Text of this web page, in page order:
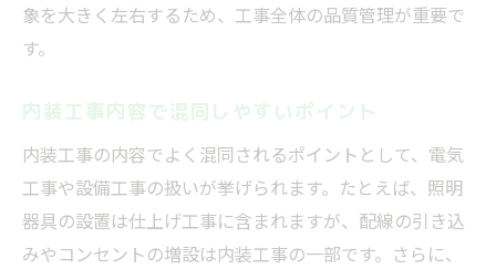
象を大きく左右するため、工事全体の品質管理が重要で
す。
内装工事内容で混同しやすいポイント
内装工事の内容でよく混同されるポイントとして、電気
工事や設備工事の扱いが挙げられます。たとえば、照明
器具の設置は仕上げ工事に含まれますが、配線の引き込
みやコンセントの増設は内装工事の一部です。さらに、